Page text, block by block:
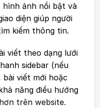
hình ảnh nổi bật và
diện giúp người
kiếm thông tin.
viết theo dạng lưới
sidebar (nếu
viết mới hoặc
năng điều hướng
trên website.